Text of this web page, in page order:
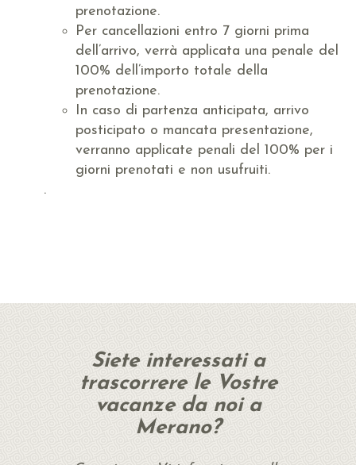
prenotazione.
Per cancellazioni entro 7 giorni prima
dell’arrivo, verrà applicata una penale del
100% dell’importo totale della
prenotazione.
In caso di partenza anticipata, arrivo
posticipato o mancata presentazione,
verranno applicate penali del 100% per i
giorni prenotati e non usufruiti.
.
Siete interessati a
trascorrere le Vostre
vacanze da noi a
Merano?